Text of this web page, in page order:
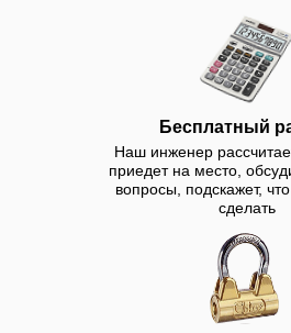
понравятся. У
можете заказать
строительство
под ключ в доме
квартире. У нас
купить
Осуществляем
строительство,
реконструкцию
под ключ с
Бесплатный
Наш инженер
приедет на место,
вопросы, подскажет,
сделать